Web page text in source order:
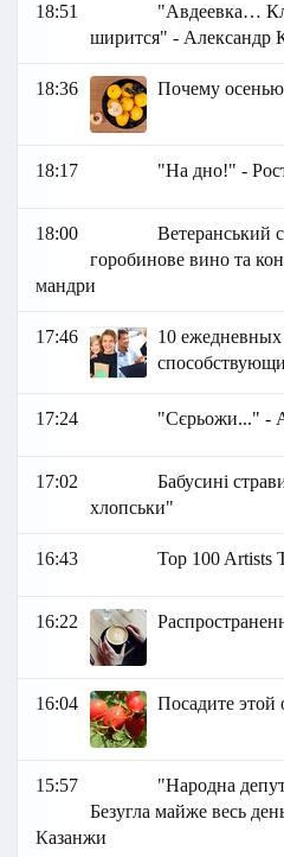
18:51
"Авдеевка…
ширится" - Александр
18:36 Почему
18:17 "На дно!" -
18:00
Ветеранський
горобинове вино та
мандри
17:46
10 ежедневных
17:24 "Сєрьожи..." -
17:02
Бабусині
хлопськи"
16:43 Top 100 Artists
16:22
16:04 Посадите
15:57
"Народна
Безугла майже весь
Казанжи